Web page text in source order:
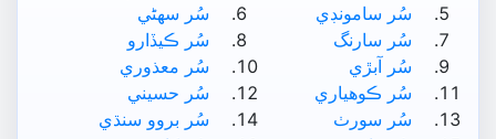
سُر سامونڊي
سُر سھڻي
سُر سارنگ
سُر ڪيڏارو
سُر آبڙي
سُر معذوري
سُر ڪوھياري
سُر حسيني
سُر سورٺ
سُر بروو سنڌي